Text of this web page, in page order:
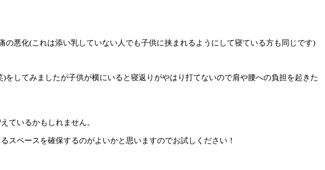
悪化(これは添い乳していない人でも子供に挟まれるようにして寝ている方も同じです)
してみましたが子供が横にいると寝返りがやはり打てないので肩や腰への負担を起きた
ているかもしれません。
ペースを確保するのがよいかと思いますのでお試しください！